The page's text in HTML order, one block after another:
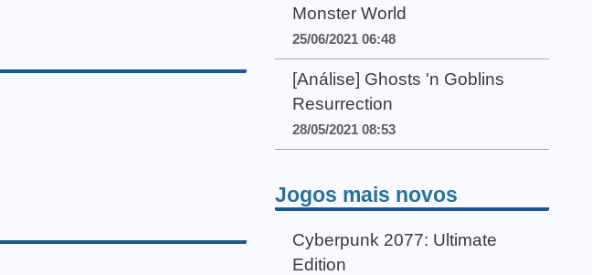
Monster World
25/06/2021 06:48
[Análise] Ghosts 'n Goblins
Resurrection
28/05/2021 08:53
Jogos mais novos
Cyberpunk 2077: Ultimate
Edition